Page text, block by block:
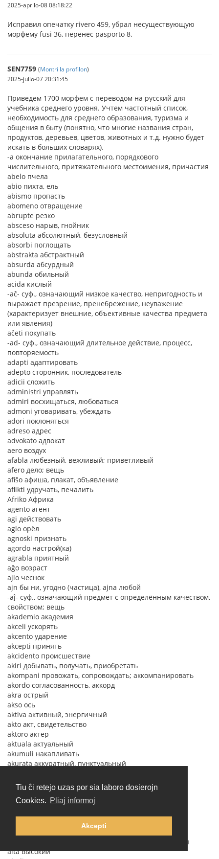
Tiu ĉi retejo uzas por sia laboro dosierojn
Cookies. Pliaj informoj
Akcepti
2025-aprilo-08 08:18:22
Исправил опечатку rivero 459, убрал несуществующую
морфему fusi 36, перенёс pasporto 8.
SEN7759 (Montri la profilon)
2025-julio-07 20:31:45
Приведем 1700 морфем с переводом на русский для
учебника среднего уровня. Учтем частотный список,
необходимость для среднего образования, туризма и
общения в быту (понятно, что многие названия стран,
продуктов, деревьев, цветов, животных и т.д. нужно будет
искать в больших словарях).
-a окончание прилагательного, порядкового
числительного, притяжательного местоимения, причастия
abelo пчела
abio пихта, ель
abismo пропасть
abomeno отвращение
abrupte резко
absceso нарыв, гнойник
absoluta абсолютный, безусловный
absorbi поглощать
abstrakta абстрактный
absurda абсурдный
abunda обильный
acida кислый
-aĉ- суф., означающий низкое качество, непригодность и
выражает презрение, пренебрежение, неуважение
(характеризует внешние, объективные качества предмета
или явления)
aĉeti покупать
-ad- суф., означающий длительное действие, процесс,
повторяемость
adapti адаптировать
adepto сторонник, последователь
adicii сложить
administri управлять
admiri восхищаться, любоваться
admoni уговаривать, убеждать
adori поклоняться
adreso адрес
advokato адвокат
aero воздух
afabla любезный, вежливый; приветливый
afero дело; вещь
afiŝo афиша, плакат, объявление
aflikti удручать, печалить
Afriko Африка
agento агент
agi действовать
aglo орёл
agnoski признать
agordo настрой(ка)
agrabla приятный
aĝo возраст
ajlo чеснок
ajn бы ни, угодно (частица), ajna любой
-aĵ- суф., означающий предмет с определённым качеством,
свойством; вещь
akademio академия
akceli ускорять
akcento ударение
akcepti принять
akcidento происшествие
akiri добывать, получать, приобретать
akompani провожать, сопровождать; аккомпанировать
akordо согласованность, аккорд
akra острый
akso ось
aktiva активный, энергичный
akto акт, свидетельство
aktoro актер
aktuala актуальный
akumuli накапливать
akurata аккуратный, пунктуальный
akuzi обвинять
akvo вода
al к, выражает значение дательного падежа
almenaŭ по крайней мере, по меньшей мере, хотя бы
alta высокий